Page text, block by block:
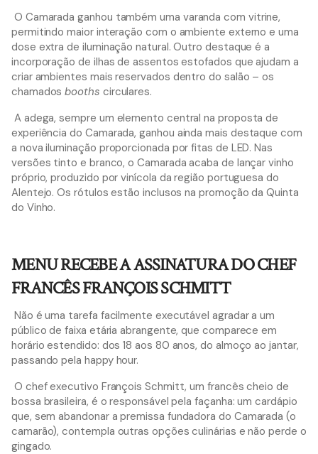
O Camarada ganhou também uma varanda com vitrine,
permitindo maior interação com o ambiente externo e uma
dose extra de iluminação natural. Outro destaque é a
incorporação de ilhas de assentos estofados que ajudam a
criar ambientes mais reservados dentro do salão – os
chamadosbooths circulares.
A adega, sempre um elemento central na proposta de
experiência do Camarada, ganhou ainda mais destaque com
a nova iluminação proporcionada por fitas de LED. Nas
versões tinto e branco, o Camarada acaba de lançar vinho
próprio, produzido por vinícola da região portuguesa do
Alentejo. Os rótulos estão inclusos na promoção da Quinta
do Vinho.
MENU RECEBE A ASSINATURA DO CHEF
FRANCÊS FRANÇOIS SCHMITT
Não é uma tarefa facilmente executável agradar a um
público de faixa etária abrangente, que comparece em
horário estendido: dos 18 aos 80 anos, do almoço ao jantar,
passando pela happy hour.
O chef executivo François Schmitt, um francês cheio de
bossa brasileira, é o responsável pela façanha: um cardápio
que, sem abandonar a premissa fundadora do Camarada (o
camarão), contempla outras opções culinárias e não perde o
gingado.